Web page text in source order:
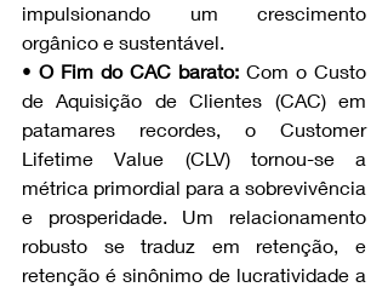
impulsionando um crescimento
orgânico e sustentável.
• O Fim do CAC barato: Com o Custo
de Aquisição de Clientes (CAC) em
patamares recordes, o Customer
Lifetime Value (CLV) tornou-se a
métrica primordial para a sobrevivência
e prosperidade. Um relacionamento
robusto se traduz em retenção, e
retenção é sinônimo de lucratividade a